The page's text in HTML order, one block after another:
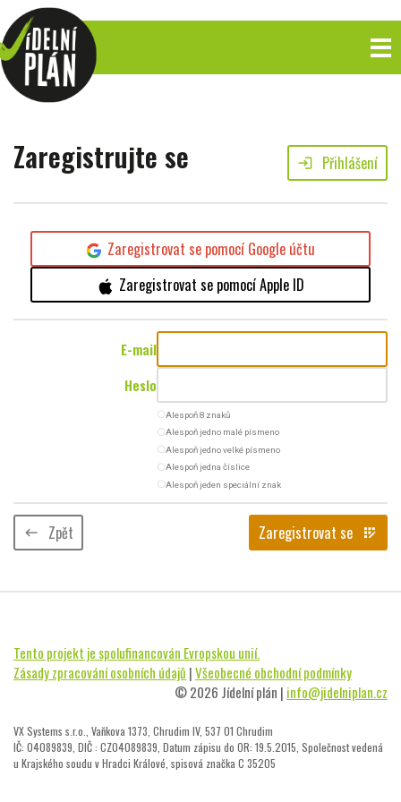
Zaregistrujte se login Přihlášení
Zaregistrovat se pomocí Google účtu
Zaregistrovat se pomocí Apple ID
E-mail
Heslo
radio_button_uncheckedAlespoň 8 znaků
radio_button_uncheckedAlespoň jedno malé písmeno
radio_button_uncheckedAlespoň jedno velké písmeno
radio_button_uncheckedAlespoň jedna číslice
radio_button_uncheckedAlespoň jeden speciální znak
keyboard_backspace Zpět Zaregistrovat se app_registration
Tento projekt je spolufinancován Evropskou unií.
Zásady zpracování osobních údajů |Všeobecné obchodní podmínky
© 2026 Jídelní plán | info@jidelniplan.cz
VX Systems s.r.o., Vaňkova 1373, Chrudim IV, 537 01 Chrudim
IČ: 04089839, DIČ : CZ04089839, Datum zápisu do OR: 19.5.2015, Společnost vedená
u Krajského soudu v Hradci Králové, spisová značka C 35205